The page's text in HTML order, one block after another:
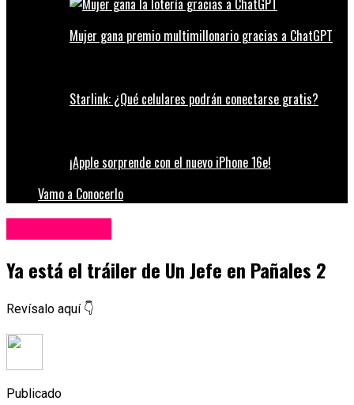
Mujer gana premio multimillonario gracias a ChatGPT
Starlink: ¿Qué celulares podrán conectarse gratis?
¡Apple sorprende con el nuevo iPhone 16e!
Vamo a Conocerlo
Ya está el tráiler de Un Jefe en Pañales 2
Revísalo aquí 👇
Publicado